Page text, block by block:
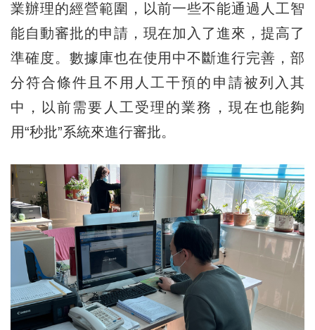
業辦理的經營範圍，以前一些不能通過人工智
能自動審批的申請，現在加入了進來，提高了
準確度。數據庫也在使用中不斷進行完善，部
分符合條件且不用人工干預的申請被列入其
中，以前需要人工受理的業務，現在也能夠
用“秒批”系統來進行審批。